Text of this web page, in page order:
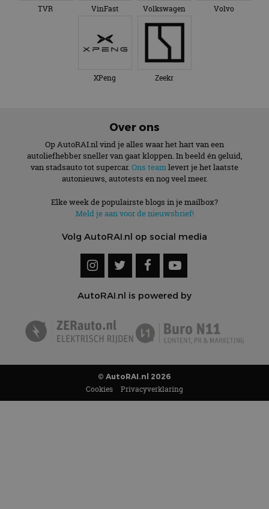
TVR VinFast Volkswagen Volvo
XPeng Zeekr
Over ons
Op AutoRAI.nl vind je alles waar het hart van een
autoliefhebber sneller van gaat kloppen. In beeld én geluid,
van stadsauto tot supercar. Ons teamlevert je het laatste
autonieuws, autotests en nog veel meer.
Elke week de populairste blogs in je mailbox?
Meld je aan voor de nieuwsbrief!
Volg AutoRAI.nl op social media
AutoRAI.nl is powered by
© AutoRAI.nl 2026
Cookies Privacyverklaring